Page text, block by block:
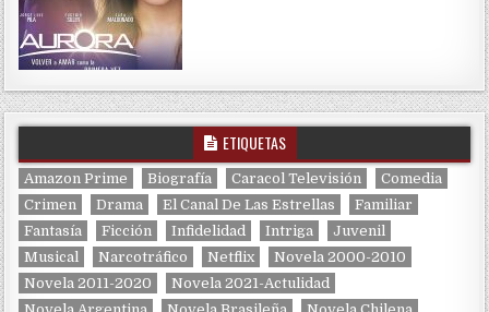
ETIQUETAS
Amazon Prime Biografía Caracol Televisión
Comedia
Crimen
Drama El Canal De Las Estrellas
Familiar
Fantasía
Ficción Infidelidad Intriga
Juvenil
Musical
Narcotráfico Netflix
Novela 2000-2010
Novela 2011-2020
Novela 2021-Actulidad